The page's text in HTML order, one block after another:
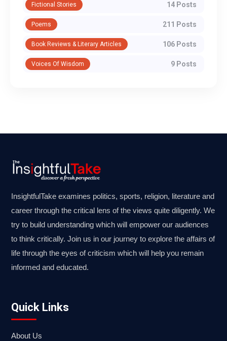
Fictional Stories 14 Posts
Poems 211 Posts
Book Reviews & Literary Articles 106 Posts
Voices Of Wisdom 9 Posts
InsightfulTake examines politics, sports, religion, literature and
career through the critical lens of the views quite diligently. We
try to build understanding which will empower our audiences
to think critically. Join us in our journey to explore the affairs of
life through the eyes of criticism which will help you remain
informed and educated.
Quick Links
About Us